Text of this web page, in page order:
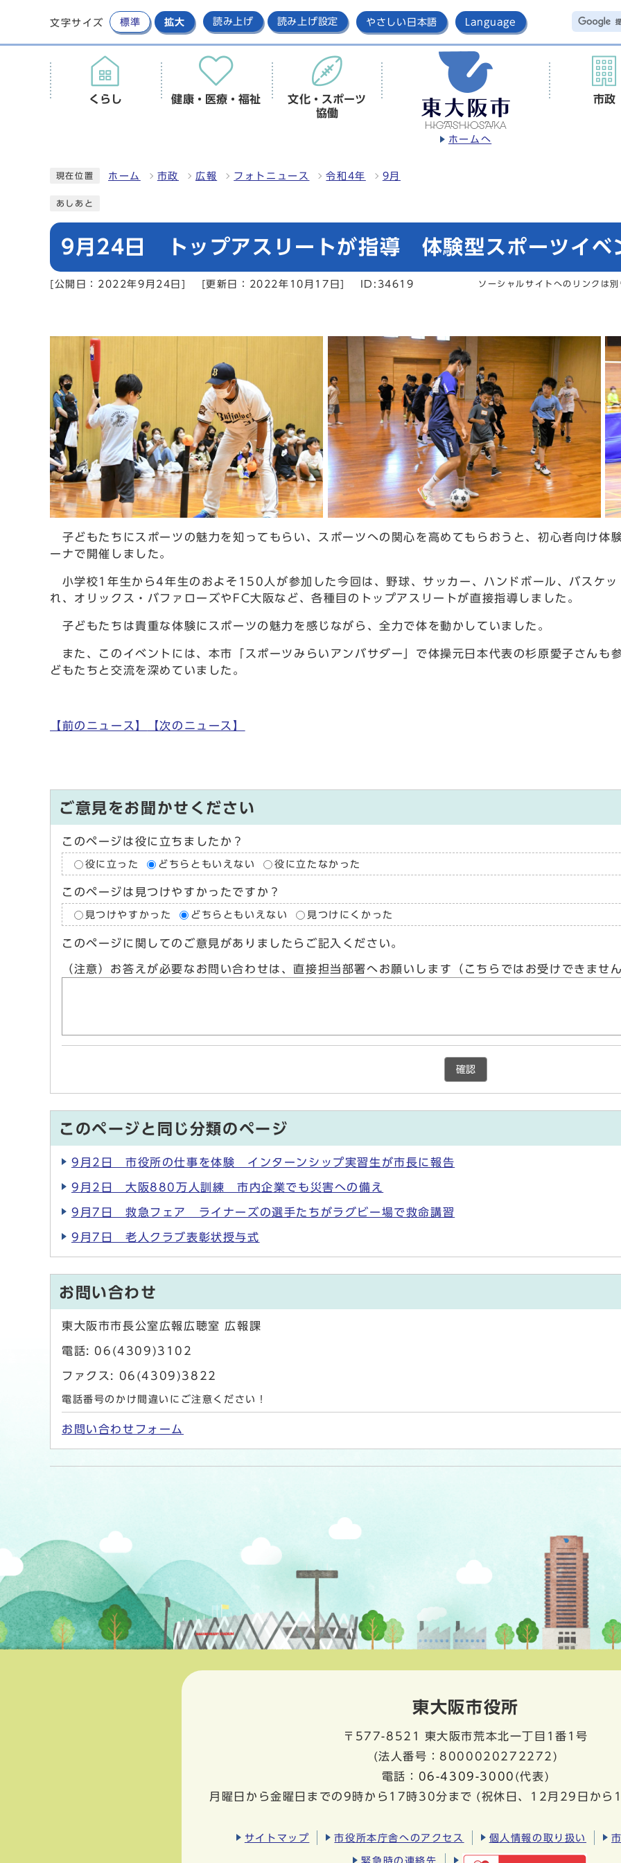
文字サイズ 標準 拡大 読み上げ 読み上げ設定 やさしい日本語 Language
ホームへ
くらし 健康・医療・福祉
文化・スポーツ
協働
市政
現在位置 ホーム 市政 広報 フォトニュース 令和4年 9月
あしあと
9月24日 トップアスリートが指導 体験型スポーツイベ
[公開日：2022年9月24日] [更新日：2022年10月17日] ID:34619 ソーシャルサイトへのリンクは
子どもたちにスポーツの魅力を知ってもらい、スポーツへの関心を高めてもらおうと、初心者向け体
ーナで開催しました。
小学校1年生から4年生のおよそ150人が参加した今回は、野球、サッカー、ハンドボール、バスケ
れ、オリックス・バファローズやFC大阪など、各種目のトップアスリートが直接指導しました。
子どもたちは貴重な体験にスポーツの魅力を感じながら、全力で体を動かしていました。
また、このイベントには、本市「スポーツみらいアンバサダー」で体操元日本代表の杉原愛子さんも
どもたちと交流を深めていました。
【前のニュース】 【次のニュース】
ご意見をお聞かせください
このページは役に立ちましたか？
役に立った どちらともいえない 役に立たなかった
このページは見つけやすかったですか？
見つけやすかった どちらともいえない 見つけにくかった
このページに関してのご意見がありましたらご記入ください。
（注意）お答えが必要なお問い合わせは、直接担当部署へお願いします（こちらではお受けできませ
確認
このページと同じ分類のページ
9月2日 市役所の仕事を体験 インターンシップ実習生が市長に報告
9月2日 大阪880万人訓練 市内企業でも災害への備え
9月7日 救急フェア ライナーズの選手たちがラグビー場で救命講習
9月7日 老人クラブ表彰状授与式
お問い合わせ
東大阪市市長公室広報広聴室 広報課
電話: 06(4309)3102
ファクス: 06(4309)3822
電話番号のかけ間違いにご注意ください！
お問い合わせフォーム
東大阪市役所
〒577-8521
東大阪市荒本北一丁目1番1号
(法人番号：8000020272272)
電話： 06-4309-3000 (代表)
月曜日から金曜日までの9時から17時30分まで (祝休日、12月29日から
サイトマップ 市役所本庁舎へのアクセス 個人情報の取り扱い
緊急時の連絡先